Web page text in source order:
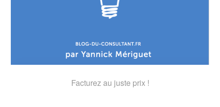
Facturez au juste prix !